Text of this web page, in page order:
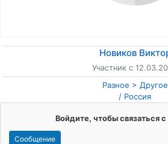
Новиков
Участник с
Разное
Другое
Россия
/
Войдите, чтобы связаться
Сообщение